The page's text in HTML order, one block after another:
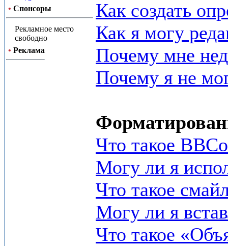
• Спонсоры
Рекламное место
свободно
• Реклама
Как создать
Как я могу
Почему мне
Почему я не
Что такое
Могу ли я
Что такое
Могу ли я
Что такое